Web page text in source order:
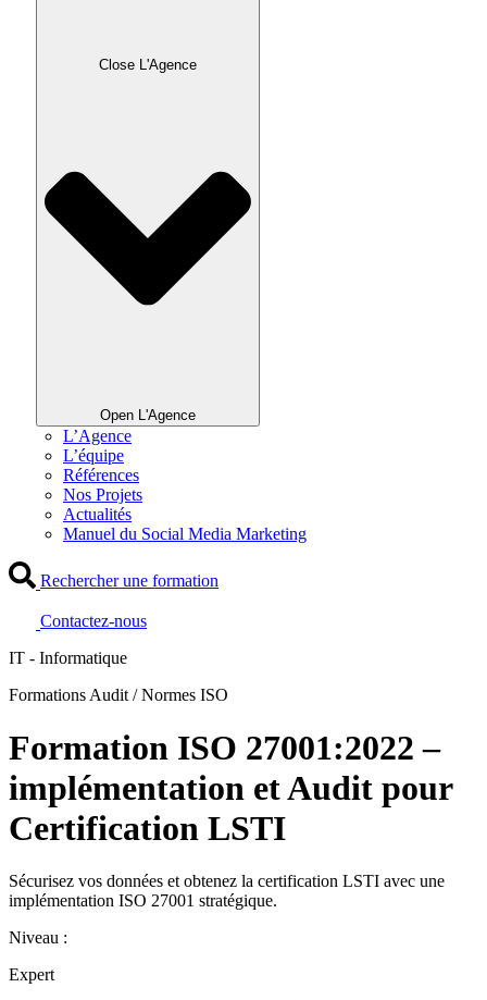
Close L'Agence
Open L'Agence
L’Agence
L’équipe
Références
Nos Projets
Actualités
Manuel du Social Media Marketing
Rechercher une formation
Contactez-nous
IT - Informatique
Formations Audit / Normes ISO
Formation ISO 27001:2022 –
implémentation et Audit pour
Certification LSTI
Sécurisez vos données et obtenez la certification LSTI avec une
implémentation ISO 27001 stratégique.
Niveau :
Expert